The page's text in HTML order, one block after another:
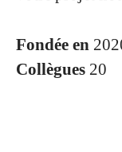
Fondée en
Collègues 20